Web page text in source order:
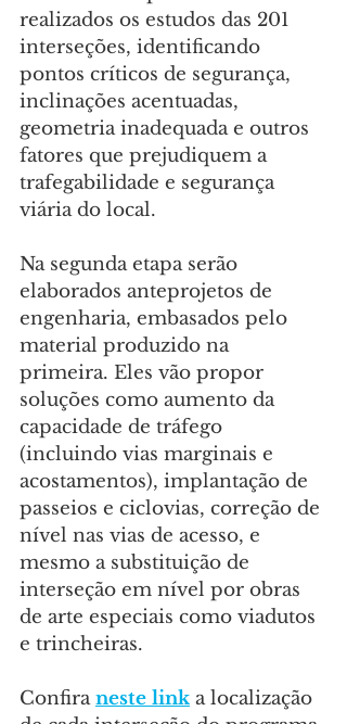
realizados os estudos das 201
interseções, identificando
pontos críticos de segurança,
inclinações acentuadas,
geometria inadequada e outros
fatores que prejudiquem a
trafegabilidade e segurança
viária do local.
Na segunda etapa serão
elaborados anteprojetos de
engenharia, embasados pelo
material produzido na
primeira. Eles vão propor
soluções como aumento da
capacidade de tráfego
(incluindo vias marginais e
acostamentos), implantação de
passeios e ciclovias, correção de
nível nas vias de acesso, e
mesmo a substituição de
interseção em nível por obras
de arte especiais como viadutos
e trincheiras.
Confira neste link a localização